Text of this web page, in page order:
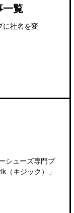
一覧
に社名を変
シューズ専門ブ
（キジック）」